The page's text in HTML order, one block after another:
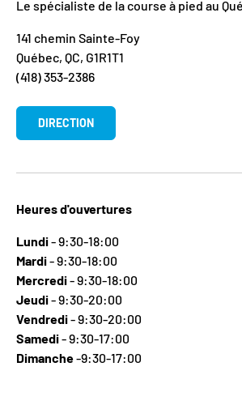
Le spécialiste de la course à pied au
141 chemin Sainte-Foy
Québec, QC, G1R1T1
(418) 353-2386
DIRECTION
Heures d'ouvertures
Lundi- 9:30-18:00
Mardi- 9:30-18:00
Mercredi- 9:30-18:00
Jeudi- 9:30-20:00
Vendredi- 9:30-20:00
Samedi- 9:30-17:00
Dimanche-9:30-17:00